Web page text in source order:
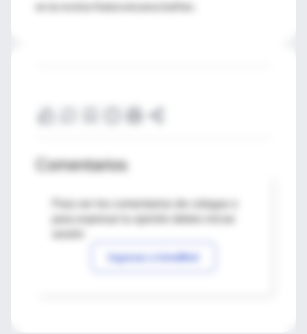
en la revista Naturwissenschaften.
Comentarios
Para ver los comentarios de colegas o
Ingresar a IntraMed